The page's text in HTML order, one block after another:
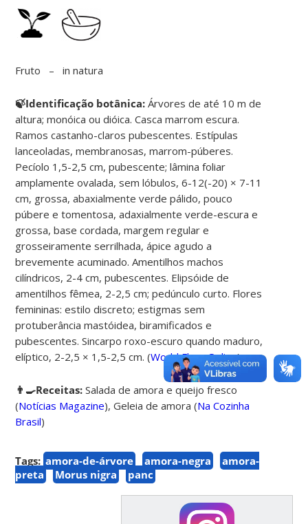
Fruto – in natura
🍃Identificação botânica:Árvores de até 10 m de
altura; monóica ou dióica. Casca marrom escura.
Ramos castanho-claros pubescentes. Estípulas
lanceoladas, membranosas, marrom-púberes.
Pecíolo 1,5-2,5 cm, pubescente; lâmina foliar
amplamente ovalada, sem lóbulos, 6-12(-20) × 7-11
cm, grossa, abaxialmente verde pálido, pouco
púbere e tomentosa, adaxialmente verde-escura e
grossa, base cordada, margem regular e
grosseiramente serrilhada, ápice agudo a
brevemente acuminado. Amentilhos machos
cilíndricos, 2-4 cm, pubescentes. Elipsóide de
amentilhos fêmea, 2-2,5 cm; pedúnculo curto. Flores
femininas: estilo discreto; estigmas sem
protuberância mastóidea, biramificados e
pubescentes. Sincarpo roxo-escuro quando maduro,
elíptico, 2-2,5 × 1,5-2,5 cm. (World Flora Online)
👨‍🍳Receitas:Salada de amora e queijo fresco
(Notícias Magazine),Geleia de amora(Na Cozinha
Brasil)
Tags: amora-de-árvore amora-negra
amora-
preta
Morus nigra panc